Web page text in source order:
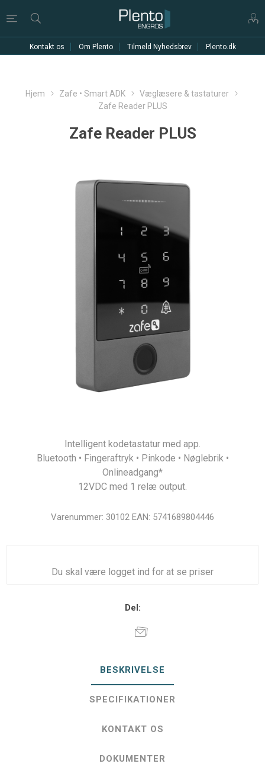
Kontakt os Om Plento Tilmeld Nyhedsbrev Plento.dk
Hjem Zafe • Smart ADK
Væglæsere & tastaturer
Zafe Reader PLUS
Zafe Reader PLUS
Intelligent kodetastatur med app.
Bluetooth • Fingeraftryk • Pinkode • Nøglebrik •
Onlineadgang*
12VDC med 1 relæ output.
Varenummer: 30102 EAN: 5741689804446
Du skal være logget ind for at se priser
Del:
BESKRIVELSE
SPECIFIKATIONER
KONTAKT OS
DOKUMENTER